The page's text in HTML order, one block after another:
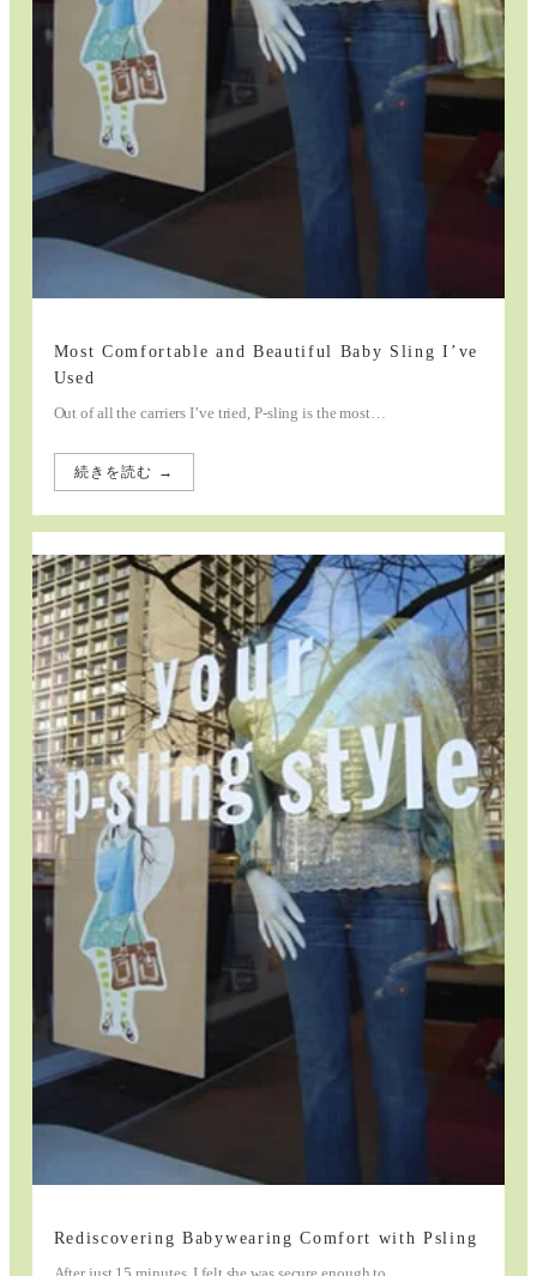
グ
の
魅
Most Comfortable and Beautiful Baby Sling I’ve
Used
Out of all the carriers I’ve tried, P-sling is the most…
続きを読む →
:
Comfortable
and
Beautiful
Baby
Sling
I’ve
Used
Rediscovering Babywearing Comfort with Psling